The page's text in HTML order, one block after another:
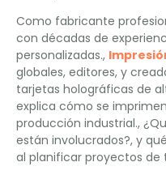
Como fabricante
con décadas de
personalizadas.,
globales, editores, y
tarjetas holográficas de
explica cómo se
producción industrial.,
están involucrados?, y
al planificar proyectos de